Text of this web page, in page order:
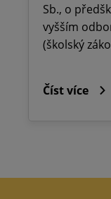
Sb., o
vyšším
(školský
Číst více